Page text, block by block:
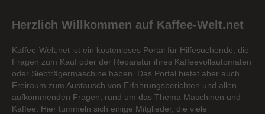
Herzlich Willkommen auf Kaffee-Welt.net
Kaffee-Welt.net ist ein kostenloses Portal für Hilfesuchende, die
Fragen zum Kauf oder der Reparatur ihres Kaffeevollautomaten
oder Siebträgermaschine haben. Das Portal bietet aber auch
Freiraum zum Austausch von Erfahrungsberichten und allen
aufkommenden Fragen, rund um das Thema Maschinen und
Kaffee. Hier tummeln sich einige Mitglieder, die viele